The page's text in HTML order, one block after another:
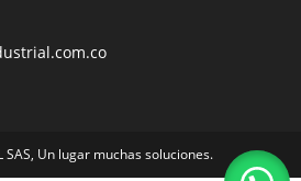
tu
aplicación
SAS, Un lugar muchas soluciones.